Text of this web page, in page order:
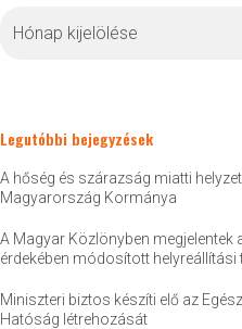
Legutóbbi bejegyzések
A hőség és szárazság miatti
Magyarország Kormánya
A Magyar Közlönyben
érdekében módosított helyreállítási
Miniszteri biztos készíti elő az
Hatóság létrehozását